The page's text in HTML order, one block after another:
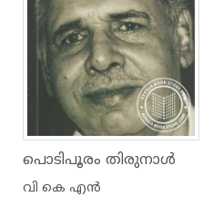
പൊടിപൂരം തിരുനാള്‍
വി കെ എന്‍